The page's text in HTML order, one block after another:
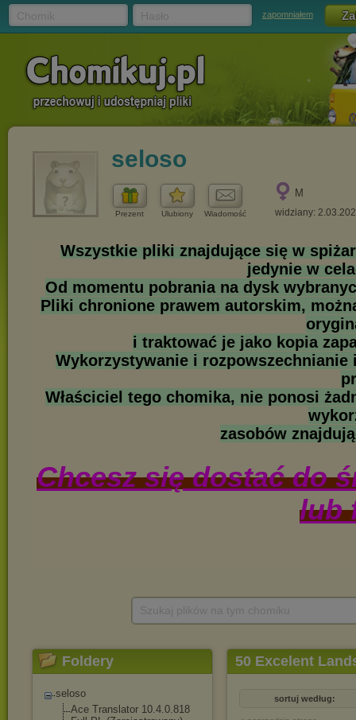
zapomniałem
seloso
Prezent Ulubiony Wiadomość
M
widziany:
Foldery
seloso
Ace Translator 10.4.0.818
50 Excelent
sortuj według: